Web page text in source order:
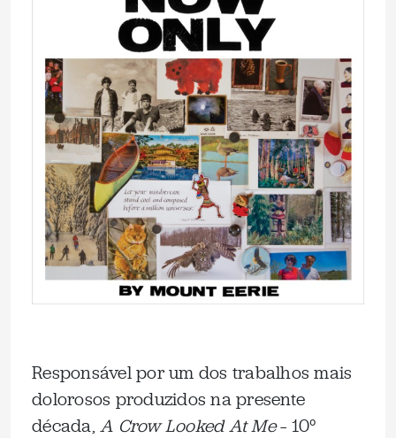
Responsável por um dos trabalhos mais
dolorosos produzidos na presente
década,A Crow Looked At Me– 10°